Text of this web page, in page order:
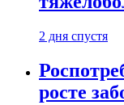
2 дня спустя
росте